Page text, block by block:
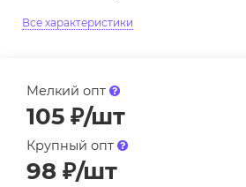
Все характеристики
Мелкий опт
105 ₽/шт
Крупный опт
98 ₽/шт